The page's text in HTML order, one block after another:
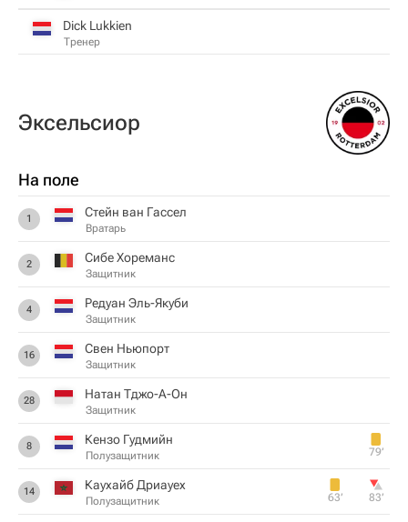
Dick Lukkien
Тренер
Эксельсиор
На поле
1 Стейн ван Гассел
Вратарь
2 Сибе Хореманс
Защитник
4 Редуан Эль-Якуби
Защитник
16 Свен Ньюпорт
Защитник
28 Натан Тджо-А-Он
Защитник
8 Кензо Гудмийн
Полузащитник 79‎’‎
14 Каухайб Дриауех
Полузащитник 63‎’‎ 83‎’‎